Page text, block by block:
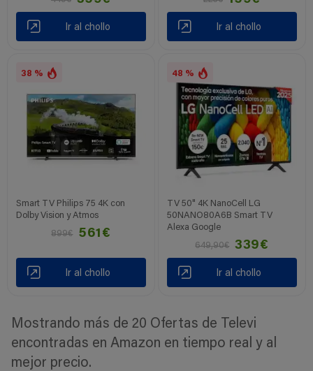
Ir al chollo Ir al chollo
38 %
Smart TV Philips 75 4K con
Dolby Vision y Atmos
899€
561€
Ir al chollo
48 %
TV 50" 4K NanoCell LG
50NANO80A6B Smart TV
Alexa Google
649,90€
339€
Ir al chollo
Mostrando más de 20 Ofertas de Televi
encontradas en Amazon en tiempo real y al
mejor precio.